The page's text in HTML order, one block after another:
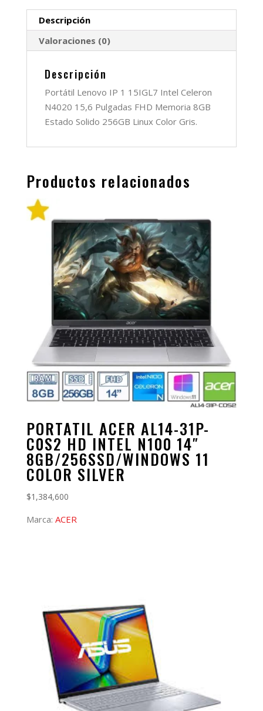
8GB
cantidad
Descripción
Valoraciones (0)
Descripción
Portátil Lenovo IP 1 15IGL7 Intel Celeron
N4020 15,6 Pulgadas FHD Memoria 8GB
Estado Solido 256GB Linux Color Gris.
Productos relacionados
PORTATIL ACER AL14-31P-
C0S2 HD INTEL N100 14″
8GB/256SSD/WINDOWS 11
COLOR SILVER
$1,384,600
Marca: ACER